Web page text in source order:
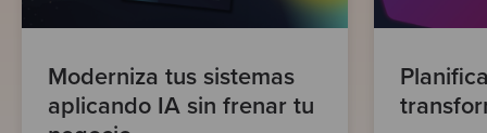
Moderniza tus sistemas
aplicando IA sin frenar tu